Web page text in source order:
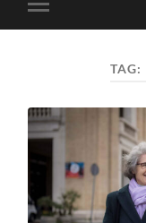
Toggle
mobile
TAG: